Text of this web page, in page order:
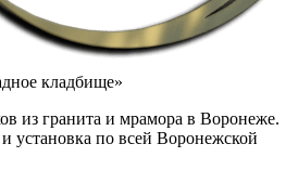
кладбище»
из гранита и мрамора в Воронеже.
установка по всей Воронежской